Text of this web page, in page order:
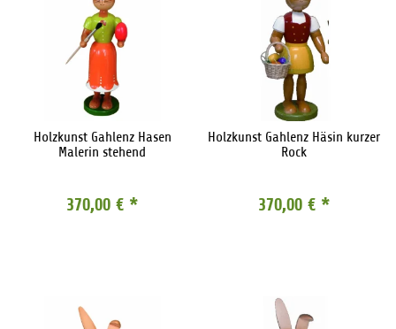
Holzkunst Gahlenz Hasen
Malerin stehend
370,00 € *
Holzkunst Gahlenz Häsin kurzer
Rock
370,00 € *